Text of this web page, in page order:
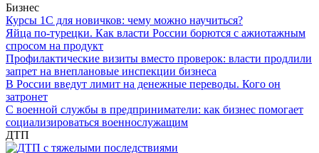
Бизнес
Курсы 1С для новичков: чему можно научиться?
Яйца по-турецки. Как власти России борются с ажиотажным
спросом на продукт
Профилактические визиты вместо проверок: власти продлили
запрет на внеплановые инспекции бизнеса
В России введут лимит на денежные переводы. Кого он
затронет
С военной службы в предприниматели: как бизнес помогает
социализироваться военнослужащим
ДТП